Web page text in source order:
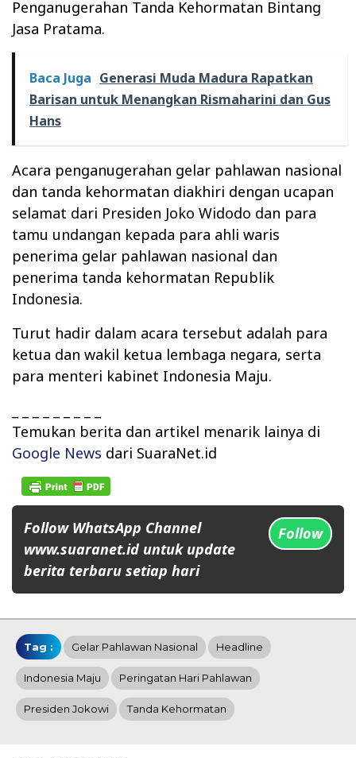
Penganugerahan Tanda Kehormatan Bintang
Jasa Pratama.
Baca Juga Generasi Muda Madura Rapatkan
Barisan untuk Menangkan Rismaharini dan Gus
Hans
Acara penganugerahan gelar pahlawan nasional
dan tanda kehormatan diakhiri dengan ucapan
selamat dari Presiden Joko Widodo dan para
tamu undangan kepada para ahli waris
penerima gelar pahlawan nasional dan
penerima tanda kehormatan Republik
Indonesia.
Turut hadir dalam acara tersebut adalah para
ketua dan wakil ketua lembaga negara, serta
para menteri kabinet Indonesia Maju.
Temukan berita dan artikel menarik lainya di
Google News dari SuaraNet.id
Follow WhatsApp Channel
www.suaranet.id untuk update
berita terbaru setiap hari
Follow
Tag : Gelar Pahlawan Nasional Headline
Indonesia Maju Peringatan Hari Pahlawan
Presiden Jokowi Tanda Kehormatan